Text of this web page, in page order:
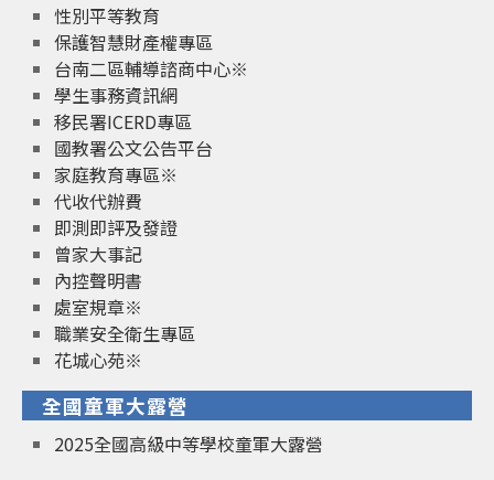
性別平等教育
保護智慧財產權專區
台南二區輔導諮商中心※
學生事務資訊網
移民署ICERD專區
國教署公文公告平台
家庭教育專區※
代收代辦費
即測即評及發證
曾家大事記
內控聲明書
處室規章※
職業安全衛生專區
花城心苑※
全國童軍大露營
2025全國高級中等學校童軍大露營